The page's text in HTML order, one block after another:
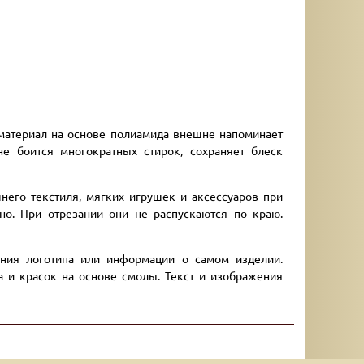
на основе полиамида внешне напоминает
многократных стирок, сохраняет блеск
текстиля, мягких игрушек и аксессуаров при
При отрезании они не распускаются по краю.
логотипа или информации о самом изделии.
красок на основе смолы. Текст и изображения